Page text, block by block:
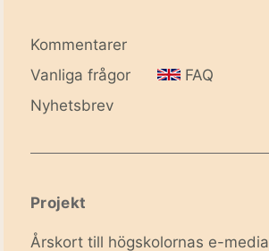
Kommentarer
Vanliga frågor
FAQ
Nyhetsbrev
Projekt
Årskort till högskolornas e-media